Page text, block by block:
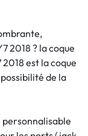
2018 ? la coque
est la coque
de la
personnalisable